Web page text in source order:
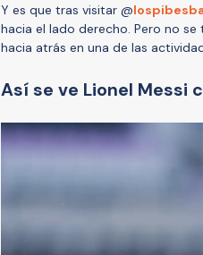
Y es que tras visitar @
hacia el lado derecho. Pero no
hacia atrás en una de las
Así se ve Lionel Messi